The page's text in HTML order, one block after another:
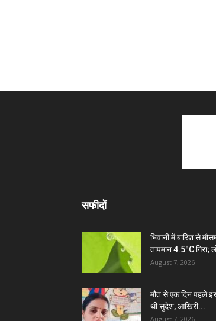
सफीदों
भिवानी में बारिश से
तापमान 4.5°C गिरा;
August 7, 2026
मौत से एक दिन पहले
थी सुदेश, आखिरी...
August 7, 2026